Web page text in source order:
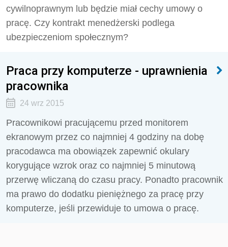
cywilnoprawnym lub będzie miał cechy umowy o
pracę. Czy kontrakt menedżerski podlega
ubezpieczeniom społecznym?
Praca przy komputerze - uprawnienia
pracownika
24 wrz 2015
Pracownikowi pracującemu przed monitorem
ekranowym przez co najmniej 4 godziny na dobę
pracodawca ma obowiązek zapewnić okulary
korygujące wzrok oraz co najmniej 5 minutową
przerwę wliczaną do czasu pracy. Ponadto pracownik
ma prawo do dodatku pieniężnego za pracę przy
komputerze, jeśli przewiduje to umowa o pracę.